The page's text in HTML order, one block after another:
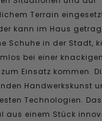
Terrain
kann im Haus
Schuhe in der Stadt,
bei einer
Einsatz kommen.
Handwerkskunst
Technologien. Das
aus einem Stück